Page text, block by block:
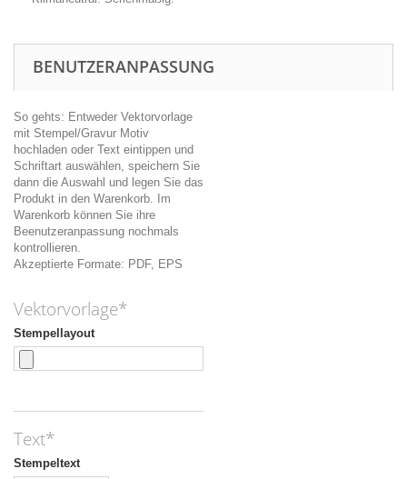
BENUTZERANPASSUNG
So gehts: Entweder Vektorvorlage
mit Stempel/Gravur Motiv
hochladen oder Text eintippen und
Schriftart auswählen, speichern Sie
dann die Auswahl und legen Sie das
Produkt in den Warenkorb. Im
Warenkorb können Sie ihre
Beenutzeranpassung nochmals
kontrollieren.
Akzeptierte Formate: PDF, EPS
Vektorvorlage*
Stempellayout
Text*
Stempeltext